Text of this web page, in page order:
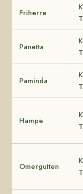
Friherre
Panetta
Paminda
Hampe
Omergutten